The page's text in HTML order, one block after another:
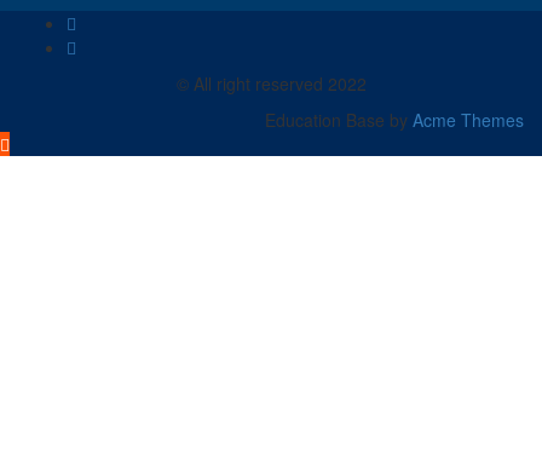
© All right reserved 2022
Education Base by Acme Themes